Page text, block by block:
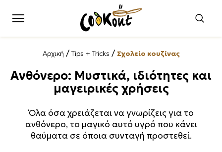
Αρχική / Tips + Tricks / Σχολείο κουζίνας
Ανθόνερο: Μυστικά, ιδιότητες και
μαγειρικές χρήσεις
Όλα όσα χρειάζεται να γνωρίζεις για το
ανθόνερο, το μαγικό αυτό υγρό που κάνει
θαύματα σε όποια συνταγή προστεθεί.